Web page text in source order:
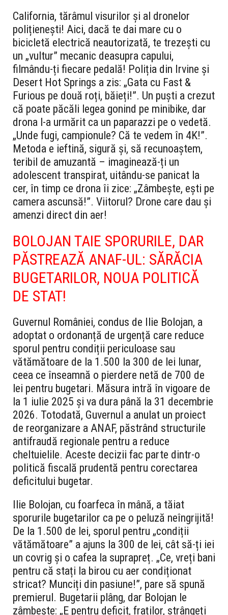
California, tărâmul visurilor și al dronelor
polițienești! Aici, dacă te dai mare cu o
bicicletă electrică neautorizată, te trezești cu
un „vultur” mecanic deasupra capului,
filmându-ți fiecare pedală! Poliția din Irvine și
Desert Hot Springs a zis: „Gata cu Fast &
Furious pe două roți, băieți!”. Un puști a crezut
că poate păcăli legea gonind pe minibike, dar
drona l-a urmărit ca un paparazzi pe o vedetă.
„Unde fugi, campionule? Că te vedem în 4K!”.
Metoda e ieftină, sigură și, să recunoaștem,
teribil de amuzantă – imaginează-ți un
adolescent transpirat, uitându-se panicat la
cer, în timp ce drona îi zice: „Zâmbește, ești pe
camera ascunsă!”. Viitorul? Drone care dau și
amenzi direct din aer!
BOLOJAN TAIE SPORURILE, DAR
PĂSTREAZĂ ANAF-UL: SĂRĂCIA
BUGETARILOR, NOUA POLITICĂ
DE STAT!
Guvernul României, condus de Ilie Bolojan, a
adoptat o ordonanță de urgență care reduce
sporul pentru condiții periculoase sau
vătămătoare de la 1.500 la 300 de lei lunar,
ceea ce înseamnă o pierdere netă de 700 de
lei pentru bugetari. Măsura intră în vigoare de
la 1 iulie 2025 și va dura până la 31 decembrie
2026. Totodată, Guvernul a anulat un proiect
de reorganizare a ANAF, păstrând structurile
antifraudă regionale pentru a reduce
cheltuielile. Aceste decizii fac parte dintr-o
politică fiscală prudentă pentru corectarea
deficitului bugetar.
Ilie Bolojan, cu foarfeca în mână, a tăiat
sporurile bugetarilor ca pe o peluză neîngrijită!
De la 1.500 de lei, sporul pentru „condiții
vătămătoare” a ajuns la 300 de lei, cât să-ți iei
un covrig și o cafea la suprapreț. „Ce, vreți bani
pentru că stați la birou cu aer condiționat
stricat? Munciți din pasiune!”, pare să spună
premierul. Bugetarii plâng, dar Bolojan le
zâmbește: „E pentru deficit, fraților, strângeți